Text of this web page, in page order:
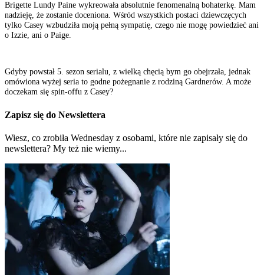
Brigette Lundy Paine wykreowała absolutnie fenomenalną bohaterkę. Mam
nadzieję, że zostanie doceniona. Wśród wszystkich postaci dziewczęcych
tylko Casey wzbudziła moją pełną sympatię, czego nie mogę powiedzieć ani
o Izzie, ani o Paige.
Gdyby powstał 5. sezon serialu, z wielką chęcią bym go obejrzała, jednak
omówiona wyżej seria to godne pożegnanie z rodziną Gardnerów. A może
doczekam się spin-offu z Casey?
Zapisz się do Newslettera
Wiesz, co zrobiła Wednesday z osobami, które nie zapisały się do
newslettera? My też nie wiemy...